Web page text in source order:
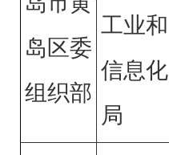
岛区委
组织部
工业和
信息化
局